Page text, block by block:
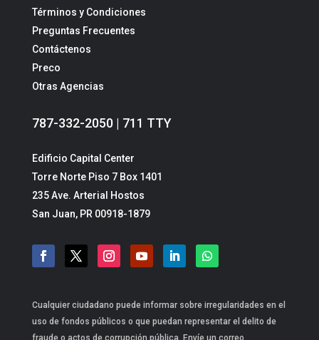
Términos y Condiciones
Preguntas Frecuentes
Contáctenos
Preco
Otras Agencias
787-332-2050 | 711 TTY
Edificio Capital Center
Torre Norte Piso 7 Box 1401
235 Ave. Arterial Hostos
San Juan, PR 00918-1879
Cualquier ciudadano puede informar sobre irregularidades en el
uso de fondos públicos o que puedan representar el delito de
fraude o actos de corrupción pública. Envíe un correo